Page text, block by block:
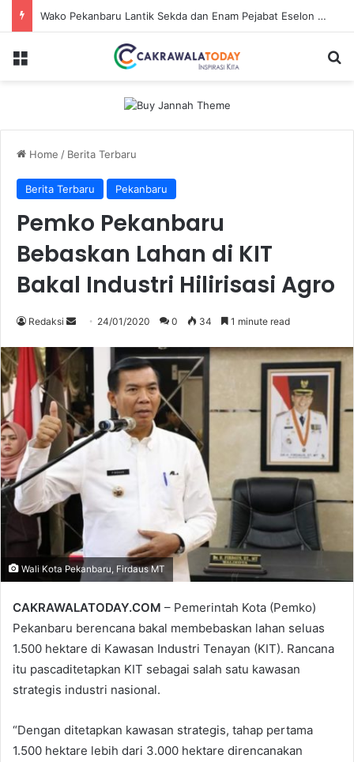
Wako Pekanbaru Lantik Sekda dan Enam Pejabat Eselon Lainnya
Menu
Home / Berita Terbaru
Berita Terbaru Pekanbaru
Pemko Pekanbaru
Bebaskan Lahan di KIT
Bakal Industri Hilirisasi Agro
Redaksi
Send 24/01/2020 0 34 1 minute read
Wali Kota Pekanbaru, Firdaus MT
CAKRAWALATODAY.COM – Pemerintah Kota (Pemko)
Pekanbaru berencana bakal membebaskan lahan seluas
1.500 hektare di Kawasan Industri Tenayan (KIT). Rancana
itu pascaditetapkan KIT sebagai salah satu kawasan
strategis industri nasional.
“Dengan ditetapkan kawasan strategis, tahap pertama
1.500 hektare lebih dari 3.000 hektare direncanakan